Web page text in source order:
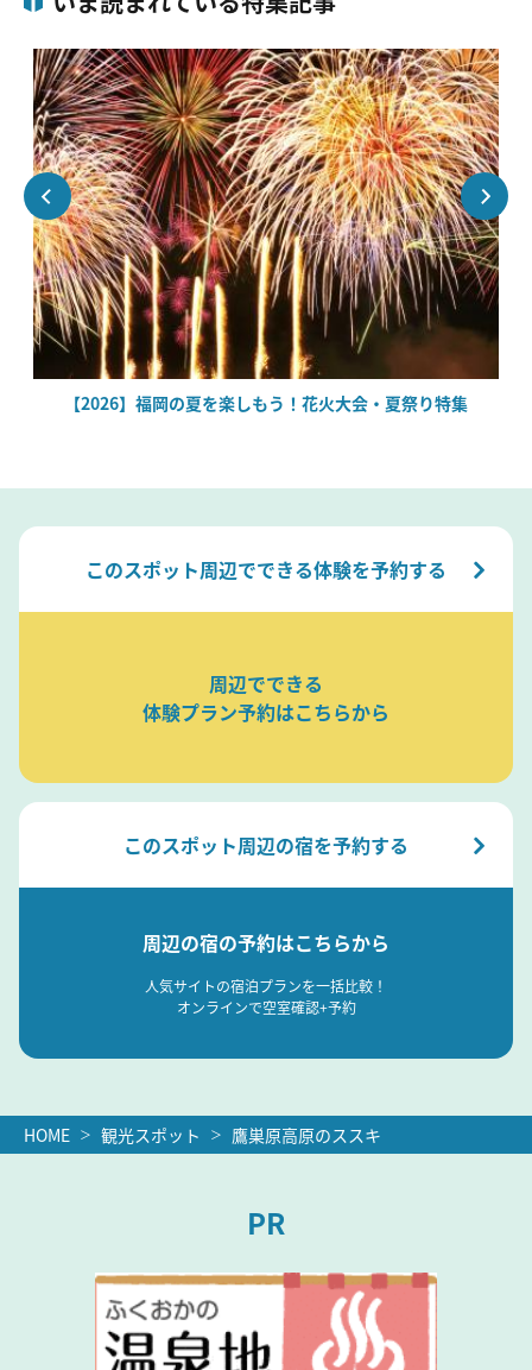
【2026】福岡の夏を楽しもう！花火大会・夏祭り特集
このスポット周辺でできる体験を予約する
周辺でできる
体験プラン予約はこちらから
このスポット周辺の宿を予約する
周辺の宿の予約はこちらから
人気サイトの宿泊プランを一括比較！
オンラインで空室確認+予約
HOME 観光スポット 鷹巣原高原のススキ
PR